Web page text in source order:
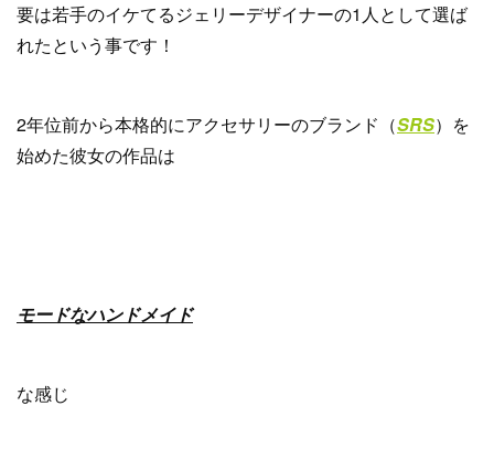
要は若手のイケてるジェリーデザイナーの1人として選ば
れたという事です！
2年位前から本格的にアクセサリーのブランド（SRS）を
始めた彼女の作品は
モードなハンドメイド
な感じ